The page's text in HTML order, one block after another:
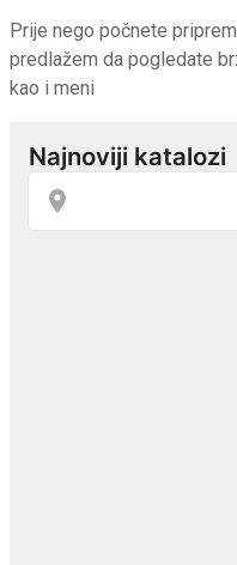
Prije nego počnete
predlažem da pogledate
kao i meni